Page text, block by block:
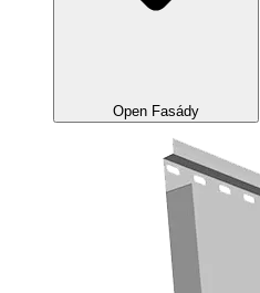
Open Fasády